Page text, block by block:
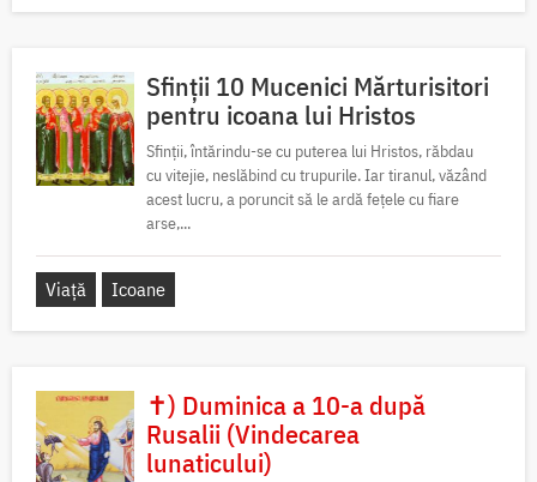
Sfinții 10 Mucenici Mărturisitori
pentru icoana lui Hristos
Sfinții, întărindu-se cu puterea lui Hristos, răbdau
cu vitejie, neslăbind cu trupurile. Iar tiranul, văzând
acest lucru, a poruncit să le ardă fețele cu fiare
arse,...
Viață Icoane
✝) Duminica a 10-a după
Rusalii (Vindecarea
lunaticului)